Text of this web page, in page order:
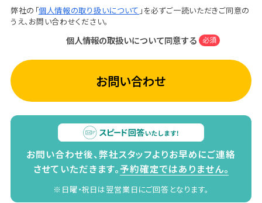
弊社の「個人情報の取り扱いについて 」を必ずご一読いただきご同意の
うえ、お問い合わせください。
個人情報の取扱いについて同意する 必須
お問い合わせ
お問い合わせ後、弊社スタッフよりお早めにご連絡
させていただきます。予約確定ではありません。
※日曜・祝日は翌営業日にご回答となります。